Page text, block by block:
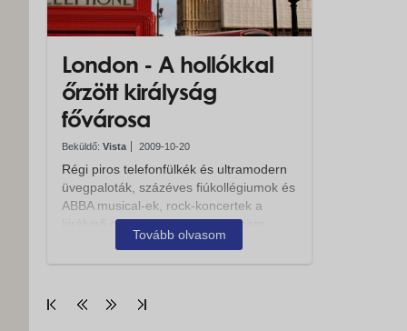
London - A hollókkal
őrzött királyság
fővárosa
Beküldő: Vista 2009-10-20
Régi piros telefonfülkék és ultramodern
üvegpaloták, százéves fiúkollégiumok és
ABBA musical-ek, rock-koncertek a
királynő otthonában, a Buckingham
palotában: látszólag csupa...
Tovább olvasom